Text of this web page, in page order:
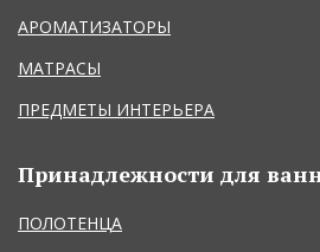
АРОМАТИЗАТОРЫ
МАТРАСЫ
ПРЕДМЕТЫ ИНТЕРЬЕРА
Принадлежности для
ПОЛОТЕНЦА